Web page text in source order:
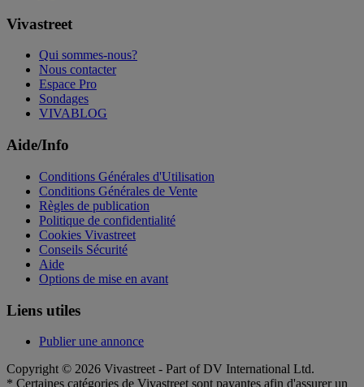
Vivastreet
Qui sommes-nous?
Nous contacter
Espace Pro
Sondages
VIVABLOG
Aide/Info
Conditions Générales d'Utilisation
Conditions Générales de Vente
Règles de publication
Politique de confidentialité
Cookies Vivastreet
Conseils Sécurité
Aide
Options de mise en avant
Liens utiles
Publier une annonce
Copyright © 2026 Vivastreet - Part of DV International Ltd.
* Certaines catégories de Vivastreet sont payantes afin d'assurer un